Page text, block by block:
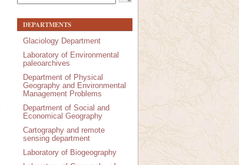
G
DEPARTMENTS
Glaciology Department
Laboratory of Environmental
paleoarchives
Department of Physical
Geography and Environmental
Management Problems
Department of Social and
Economical Geography
Cartography and remote
sensing department
Laboratory of Biogeography